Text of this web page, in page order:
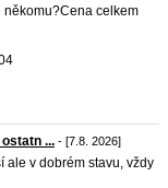
někomu?Cena celkem
... - [7.8. 2026]
ale v dobrém stavu, vždy